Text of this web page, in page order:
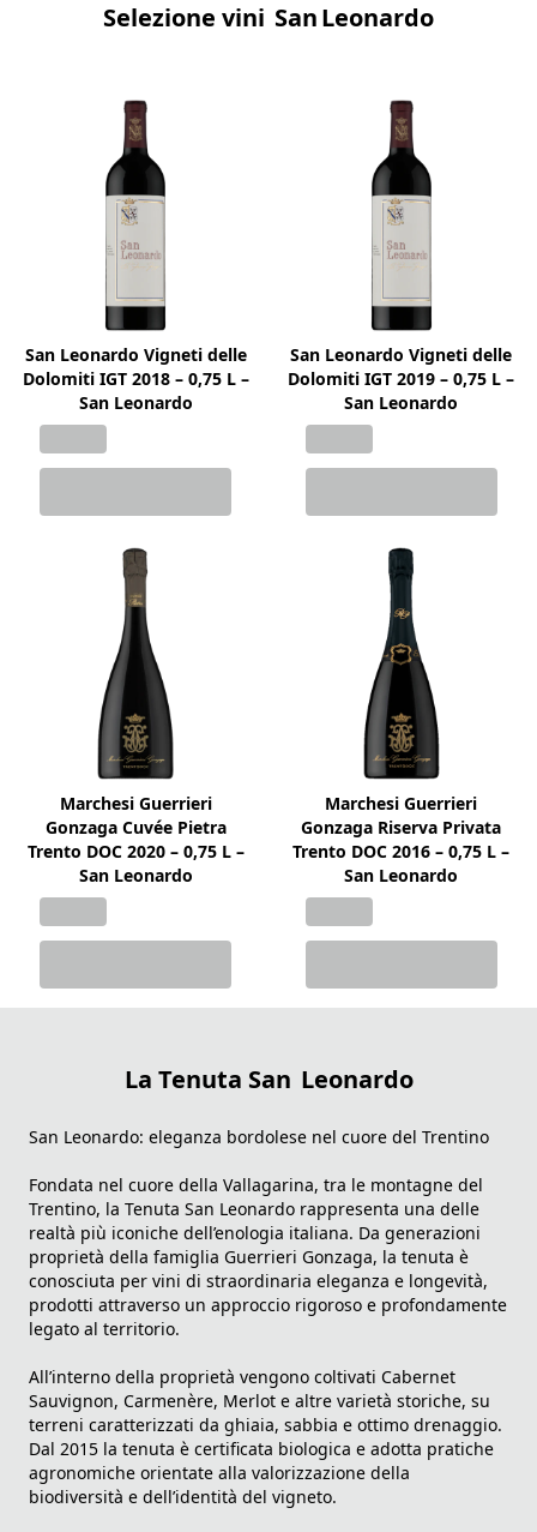
Selezione vini San Leonardo
San Leonardo Vigneti delle
Dolomiti IGT 2018 – 0,75 L –
San Leonardo
San Leonardo Vigneti delle
Dolomiti IGT 2019 – 0,75 L –
San Leonardo
Marchesi Guerrieri
Gonzaga Cuvée Pietra
Trento DOC 2020 – 0,75 L –
San Leonardo
Marchesi Guerrieri
Gonzaga Riserva Privata
Trento DOC 2016 – 0,75 L –
San Leonardo
La Tenuta San Leonardo
San Leonardo: eleganza bordolese nel cuore del Trentino
Fondata nel cuore della Vallagarina, tra le montagne del
Trentino, la Tenuta San Leonardo rappresenta una delle
realtà più iconiche dell’enologia italiana. Da generazioni
proprietà della famiglia Guerrieri Gonzaga, la tenuta è
conosciuta per vini di straordinaria eleganza e longevità,
prodotti attraverso un approccio rigoroso e profondamente
legato al territorio.
All’interno della proprietà vengono coltivati Cabernet
Sauvignon, Carmenère, Merlot e altre varietà storiche, su
terreni caratterizzati da ghiaia, sabbia e ottimo drenaggio.
Dal 2015 la tenuta è certificata biologica e adotta pratiche
agronomiche orientate alla valorizzazione della
biodiversità e dell’identità del vigneto.